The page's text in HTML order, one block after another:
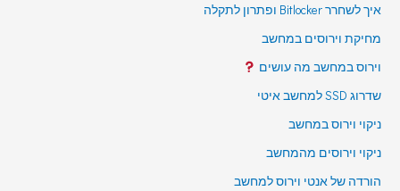
איך לשחרר Bitlocker ופתרון לתקלה
מחיקת וירוסים במחשב
וירוס במחשב מה עושים
שדרוג SSD למחשב איטי
ניקוי וירוס במחשב
ניקוי וירוסים מהמחשב
הורדה של אנטי וירוס למחשב